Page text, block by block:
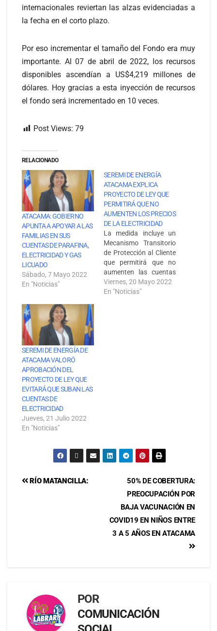
internacionales reviertan las alzas evidenciadas a
la fecha en el corto plazo.
Por eso incrementar el tamaño del Fondo era muy
importante. Al 07 de abril de 2022, los recursos
disponibles ascendían a US$4,219 millones de
dólares. Hoy gracias a esta inyección de recursos
el fondo será incrementado en 10 veces.
Post Views: 79
RELACIONADO
ATACAMA: GOBIERNO
APUNTA A APOYAR A LAS
FAMILIAS EN SUS
CUENTAS DE PARAFINA,
ELECTRICIDAD Y GAS
LICUADO
Sábado, 7 Mayo 2022
En "Noticias"
SEREMI DE ENERGÍA
ATACAMA EXPLICA
PROYECTO DE LEY QUE
PERMITIRÁ QUE NO
AUMENTEN LOS PRECIOS
DE LA ELECTRICIDAD
La medida incluye un
Mecanismo Transitorio
de Protección al Cliente
que permitirá que no
aumenten las cuentas
de electricidad para el
80% de los clientes
Viernes, 20 Mayo 2022
En "Noticias"
SEREMI DE ENERGÍA DE
ATACAMA VALORÓ
APROBACIÓN DEL
PROYECTO DE LEY QUE
EVITARÁ QUE SUBAN LAS
CUENTAS DE
ELECTRICIDAD
Jueves, 21 Julio 2022
En "Noticias"
50% DE COBERTURA:
PREOCUPACIÓN POR
BAJA VACUNACIÓN EN
COVID19 EN NIÑOS ENTRE
3 A 5 AÑOS EN ATACAMA
RÍO MATANCILLA:
POR
COMUNICACIÓN